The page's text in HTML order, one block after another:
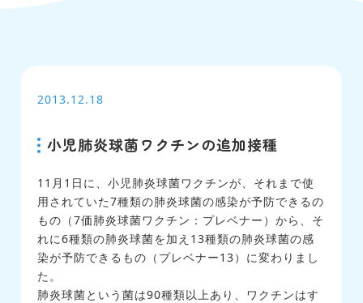
2013.12.18
小児肺炎球菌ワクチンの追加接種
11月1日に、小児肺炎球菌ワクチンが、それまで使
用されていた7種類の肺炎球菌の感染が予防できるの
もの（7価肺炎球菌ワクチン：プレベナー）から、そ
れに6種類の肺炎球菌を加え13種類の肺炎球菌の感
染が予防できるもの（プレベナー13）に変わりまし
た。
肺炎球菌という菌は90種類以上あり、ワクチンはす